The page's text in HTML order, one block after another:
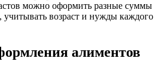
можно оформить разные суммы
возраст и нужды каждого
алиментов